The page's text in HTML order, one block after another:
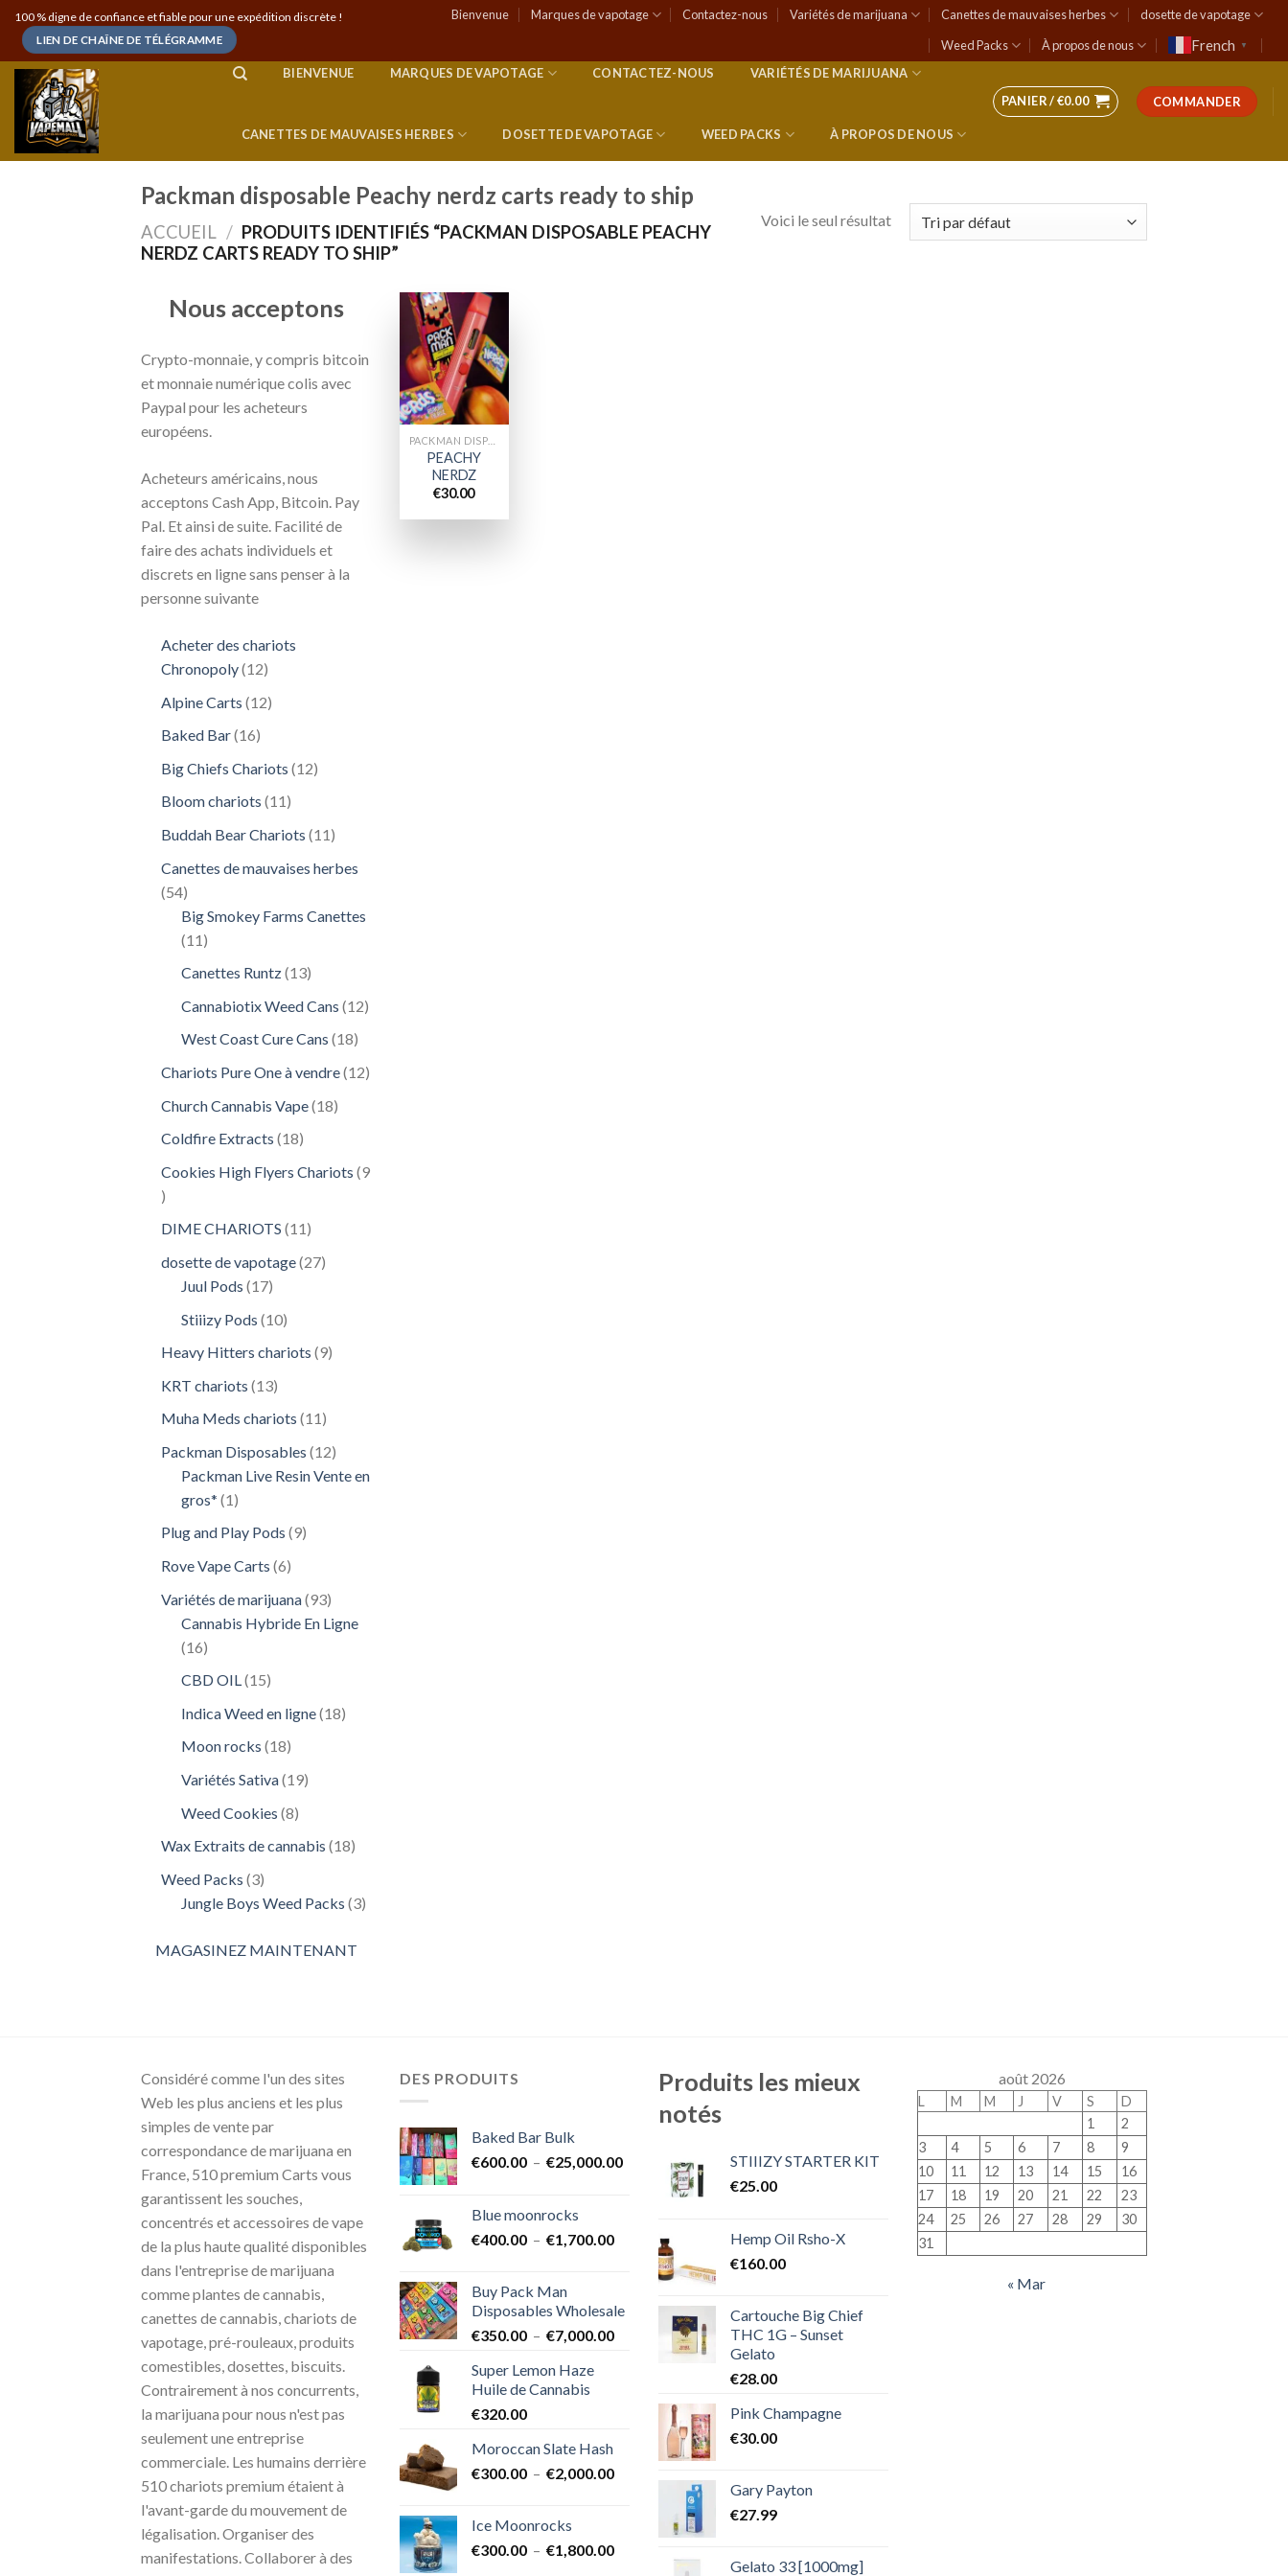
Skip
content
100 % digne de confiance et fiable pour une expédition discrète !
LIEN DE CHAÎNE DE TÉLÉGRAMME
Bienvenue Marques de vapotage Contactez-nous Variétés de marijuana Canettes de mauvaises herbes
dosette de vapotage
Weed Packs
À propos de nous French ▼
BIENVENUE MARQUES DE VAPOTAGE CONTACTEZ-NOUS VARIÉTÉS DE MARIJUANA
CANETTES DE MAUVAISES HERBES DOSETTE DE VAPOTAGE WEED PACKS À PROPOS DE NOUS
PANIER /€0.00 COMMANDER
Packman disposable Peachy nerdz carts ready to ship
ACCUEIL / PRODUITS IDENTIFIÉS “PACKMAN DISPOSABLE PEACHY
NERDZ CARTS READY TO SHIP”
Voici le seul résultat
Nous acceptons
Crypto-monnaie, y compris bitcoin
et monnaie numérique colis avec
Paypal pour les acheteurs
européens.
Acheteurs américains, nous
acceptons Cash App, Bitcoin. Pay
Pal. Et ainsi de suite. Facilité de
faire des achats individuels et
discrets en ligne sans penser à la
personne suivante
Acheter des chariots
Chronopoly 1212
Alpine Carts 1212
Baked Bar 1616
Big Chiefs Chariots 1212
Bloom chariots 1111
Buddah Bear Chariots 1111
Canettes de mauvaises herbes
5454
produits
Big Smokey Farms Canettes
11 11
Canettes Runtz 1313
Cannabiotix Weed Cans 1212
West Coast Cure Cans 1818
Chariots Pure One à vendre 1212
Church Cannabis Vape 1818
Coldfire Extracts 1818
Cookies High Flyers Chariots 9
9
DIME CHARIOTS 1111
dosette de vapotage 2727
Juul Pods 1717
Stiiizy Pods 1010
Heavy Hitters chariots 99
KRT chariots 1313
Muha Meds chariots 1111
Packman Disposables 1212
produits
Packman Live Resin Vente en
gros* 11
Plug and Play Pods 99
Rove Vape Carts 66
Variétés de marijuana 9393
produits
Cannabis Hybride En Ligne
1616
CBD OIL 1515
Indica Weed en ligne 1818
Moon rocks 1818
Variétés Sativa 1919
Weed Cookies 88
Wax Extraits de cannabis 1818
Weed Packs 33
produits
Jungle Boys Weed Packs 33
MAGASINEZ MAINTENANT
Add to
wishlist
PEACHY
NERDZ
€30.00
Considéré comme l'un des sites
Web les plus anciens et les plus
simples de vente par
correspondance de marijuana en
France, 510 premium Carts vous
garantissent les souches,
concentrés et accessoires de vape
de la plus haute qualité disponibles
dans l'entreprise de marijuana
comme plantes de cannabis,
canettes de cannabis, chariots de
vapotage, pré-rouleaux, produits
comestibles, dosettes, biscuits.
Contrairement à nos concurrents,
la marijuana pour nous n'est pas
seulement une entreprise
commerciale. Les humains derrière
510 chariots premium étaient à
l'avant-garde du mouvement de
légalisation. Organiser des
manifestations. Collaborer à des
DES PRODUITS
Baked Bar Bulk
€600.00 – €25,000.00Plage
€25,000.00
Blue moonrocks
€400.00 – €1,700.00Plage
à
€1,700.00
Buy Pack Man
Disposables Wholesale
€350.00 – €7,000.00Plage
€7,000.00
Super Lemon Haze
Huile de Cannabis
€320.00
Moroccan Slate Hash
€300.00 – €2,000.00Plage
à
Ice Moonrocks
€300.00 – €1,800.00Plage
Produits les mieux
notés
STIIIZY STARTER KIT
€25.00
Hemp Oil Rsho-X
€160.00
Cartouche Big Chief
THC 1G – Sunset
Gelato
€28.00
Pink Champagne
€30.00
Gary Payton
€27.99
Gelato 33 [1000mg]
août 2026
L M M J V S
D
1
2
3
4 5 6 7 8
9
10
11 12 13 14 15
16
17
18 19 20 21 22
23
24
25 26 27 28 29
30
31
« Mar